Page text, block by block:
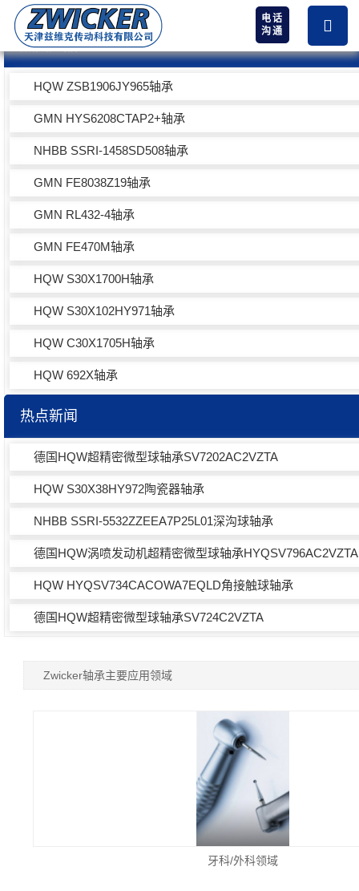
电话
沟通
热卖产品
HQW ZSB1906JY965轴承
GMN HYS6208CTAP2+轴承
NHBB SSRI-1458SD508轴承
GMN FE8038Z19轴承
GMN RL432-4轴承
GMN FE470M轴承
HQW S30X1700H轴承
HQW S30X102HY971轴承
HQW C30X1705H轴承
HQW 692X轴承
热点新闻
德国HQW超精密微型球轴承SV7202AC2VZTA
HQW S30X38HY972陶瓷器轴承
NHBB SSRI-5532ZZEEA7P25L01深沟球轴承
德国HQW涡喷发动机超精密微型球轴承HYQSV796AC2VZTA
HQW HYQSV734CACOWA7EQLD角接触球轴承
德国HQW超精密微型球轴承SV724C2VZTA
Zwicker轴承主要应用领域
牙科/外科领域